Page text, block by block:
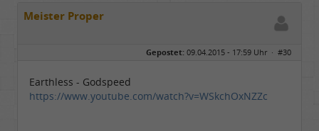
Meister Proper
Gepostet: 09.04.2015 - 17:59 Uhr · #30
Earthless - Godspeed
https://www.youtube.com/watch?v=WSkchOxNZZc